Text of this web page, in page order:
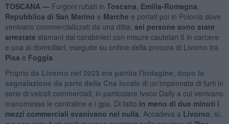
TOSCANA — Furgoni rubati in Toscana Emilia-Romagna
Repubblica di San Marino e Marche e portati poi in Polonia dove
venivano commercializzati da una ditta: sei persone sono state
arrestate stamani dai carabinieri con misure cautelari 5 in carcere
e una ai domiciliari, eseguite su ordine della procura di Livorno tra
Pisa e Foggia
Proprio da Livorno nel 2023 era partita l'indagine, dopo la
segnalazione da parte della Cna locale di un'impennata di furti in
serie di veicoli commerciali, in particolare Iveco Daily a cui venivano
manomesse le centraline e i gps. Di fatto in meno di due minuti i
mezzi commerciali svanivano nel nulla . Accadeva a Livorno , sì,